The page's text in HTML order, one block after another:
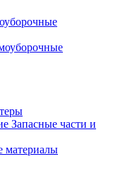
Запасные части и
материалы